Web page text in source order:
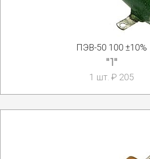
ПЭВ-50 100 ±10%
"1"
1 шт. ₽ 205